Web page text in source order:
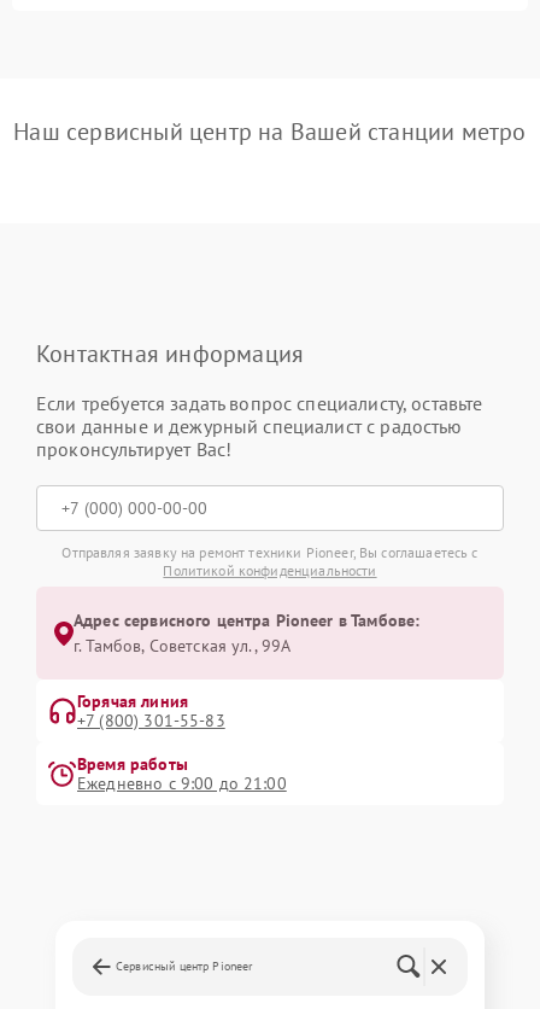
Наш сервисный центр на Вашей станции метро
Контактная информация
Если требуется задать вопрос специалисту, оставьте
свои данные и дежурный специалист с радостью
проконсультирует Вас!
Отправляя заявку на ремонт техники Pioneer, Вы соглашаетесь с
Политикой конфиденциальности
Адрес сервисного центра Pioneer в Тамбове:
г. Тамбов, Советская ул., 99А
Горячая линия
+7 (800) 301-55-83
Время работы
Ежедневно с 9:00 до 21:00
Сервисный центр Pioneer